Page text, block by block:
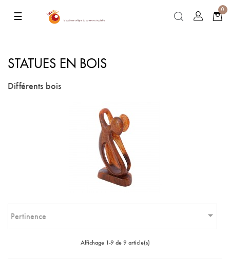
Basculer
☰
0
STATUES EN BOIS
Différents bois
Pertinence 
Affichage 1-9 de 9 article(s)